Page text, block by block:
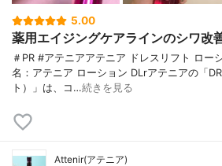
5.00
薬用エイジングケアラインのシワ改
＃PR #アテニアアテニア ドレスリフト ロー
名：アテニア ローション DLrアテニアの「
ト）」は、コ…続きを見る
Attenir(アテニア)